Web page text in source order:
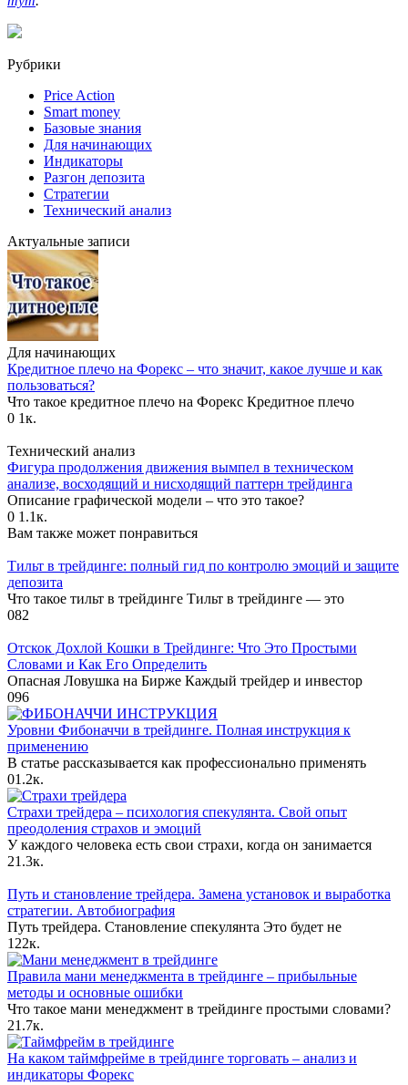
Рубрики
Price Action
Smart money
Базовые знания
Для начинающих
Индикаторы
Разгон депозита
Стратегии
Технический анализ
Актуальные записи
Для начинающих
Кредитное плечо на Форекс – что значит, какое лучше и как
пользоваться?
Что такое кредитное плечо на Форекс Кредитное плечо
0 1к.
Технический анализ
Фигура продолжения движения вымпел в техническом
анализе, восходящий и нисходящий паттерн трейдинга
Описание графической модели – что это такое?
0 1.1к.
Вам также может понравиться
Тильт в трейдинге: полный гид по контролю эмоций и защите
депозита
Что такое тильт в трейдинге Тильт в трейдинге — это
082
Отскок Дохлой Кошки в Трейдинге: Что Это Простыми
Словами и Как Его Определить
Опасная Ловушка на Бирже Каждый трейдер и инвестор
096
Уровни Фибоначчи в трейдинге. Полная инструкция к
применению
В статье рассказывается как профессионально применять
01.2к.
Страхи трейдера – психология спекулянта. Свой опыт
преодоления страхов и эмоций
У каждого человека есть свои страхи, когда он занимается
21.3к.
Путь и становление трейдера. Замена установок и выработка
стратегии. Автобиография
Путь трейдера. Становление спекулянта Это будет не
122к.
Правила мани менеджмента в трейдинге – прибыльные
методы и основные ошибки
Что такое мани менеджмент в трейдинге простыми словами?
21.7к.
На каком таймфрейме в трейдинге торговать – анализ и
индикаторы Форекс